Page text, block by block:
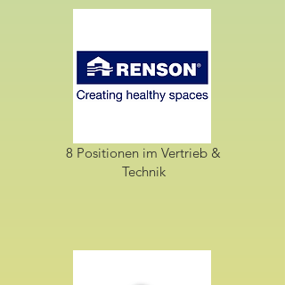
8 Positionen im Vertrieb &
Technik